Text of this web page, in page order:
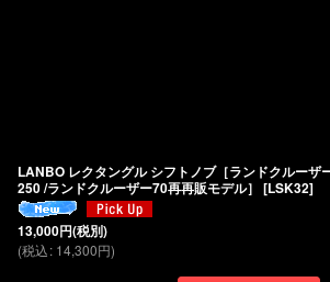
LANBO レクタングル シフトノブ［ランドクルーザ
250 /ランドクルーザー70再再販モデル］ [LSK32]
13,000円(税別)
(税込: 14,300円)